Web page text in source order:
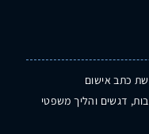
כתב אישום
דגשים והליך משפטי